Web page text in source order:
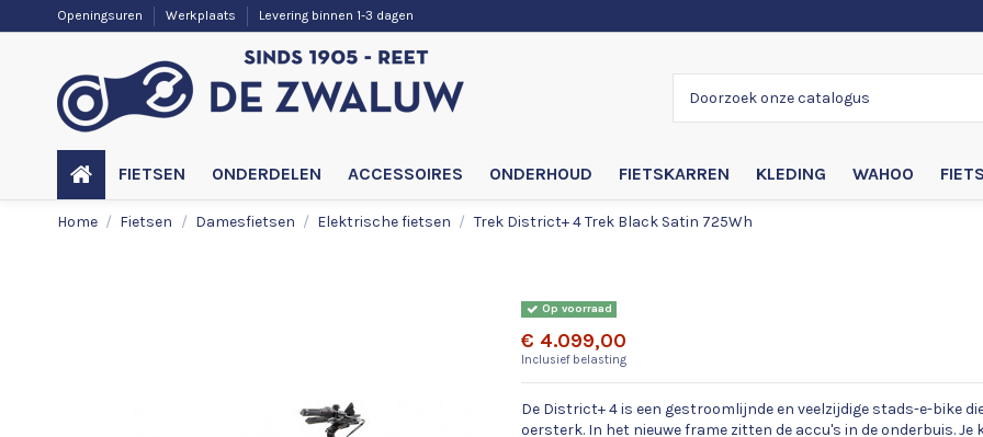
Openingsuren Werkplaats Levering binnen 1-3 dagen
FIETSEN ONDERDELEN ACCESSOIRES ONDERHOUD FIETSKARREN KLEDING WAHOO
Home Fietsen Damesfietsen Elektrische fietsen Trek District+ 4 Trek Black Satin 725Wh
Op voorraad
€ 4.099,00
Inclusief belasting
De District+ 4 is een gestroomlijnde en veelzijdige stads-e-bike
oersterk. In het nieuwe frame zitten de accu's in de onderbuis. Je